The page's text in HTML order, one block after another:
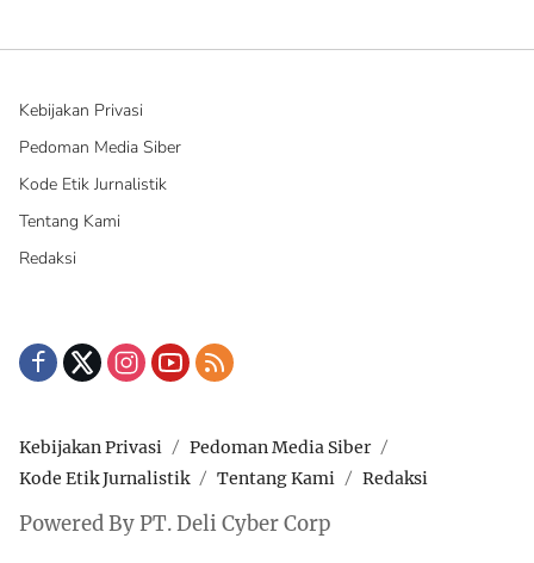
Kebijakan Privasi
Pedoman Media Siber
Kode Etik Jurnalistik
Tentang Kami
Redaksi
Kebijakan Privasi
Pedoman Media Siber
Kode Etik Jurnalistik
Tentang Kami Redaksi
Powered By PT. Deli Cyber Corp